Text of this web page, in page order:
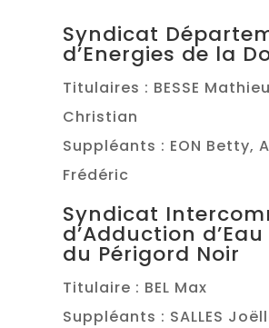
Syndicat
d’Energies de la
Titulaires : BESSE
Christian
Suppléants : EON Betty,
Frédéric
Syndicat
d’Adduction
du Périgord Noir
Titulaire : BEL Max
Suppléants : SALLES